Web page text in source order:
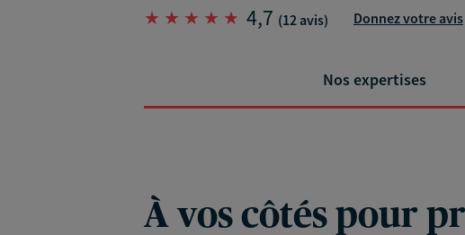
4,7 (12 avis) Donnez votre avis
Nos expertises
À vos côtés pour